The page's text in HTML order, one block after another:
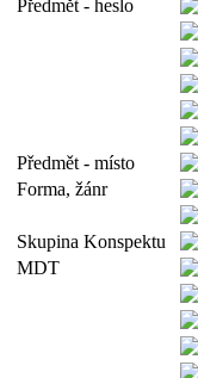
Předmět - heslo
Předmět - místo
Forma, žánr
Skupina Konspektu
MDT